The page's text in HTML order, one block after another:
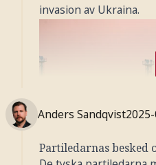
invasion av Ukraina.
Anders Sandqvist
Partiledarnas besked